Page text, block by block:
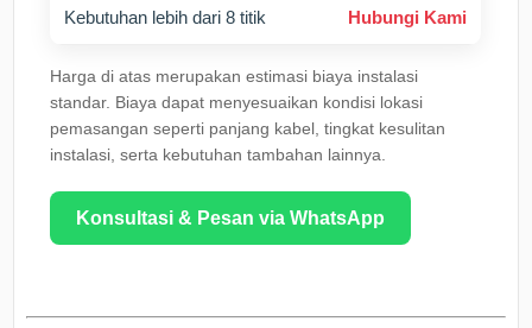
Kebutuhan lebih dari 8 titik Hubungi Kami
Harga di atas merupakan estimasi biaya instalasi
standar. Biaya dapat menyesuaikan kondisi lokasi
pemasangan seperti panjang kabel, tingkat kesulitan
instalasi, serta kebutuhan tambahan lainnya.
Konsultasi & Pesan via WhatsApp